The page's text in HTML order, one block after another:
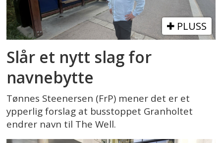
PLUSS
Slår et nytt slag for
navnebytte
Tønnes Steenersen (FrP) mener det er et
ypperlig forslag at busstoppet Granholtet
endrer navn til The Well.